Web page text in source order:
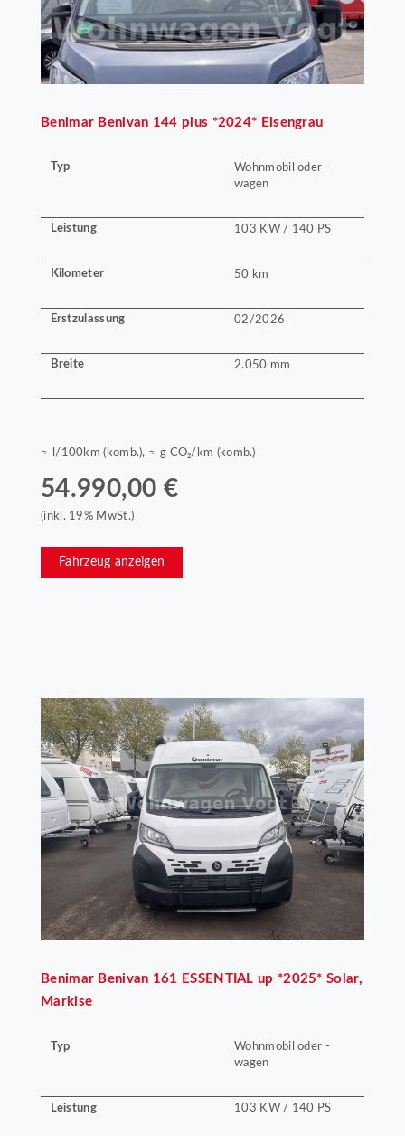
Benimar Benivan 144 plus *2024* Eisengrau
Typ
Wohnmobil oder -
wagen
Leistung 103 KW / 140 PS
Kilometer 50 km
Erstzulassung 02/2026
Breite 2.050 mm
≈ l/100km (komb.), ≈ g CO₂/km (komb.)
54.990,00 €
(inkl. 19% MwSt.)
Fahrzeug anzeigen
Benimar Benivan 161 ESSENTIAL up *2025* Solar,
Markise
Typ
Wohnmobil oder -
wagen
Leistung 103 KW / 140 PS